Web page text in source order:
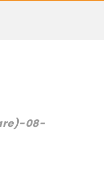
08-